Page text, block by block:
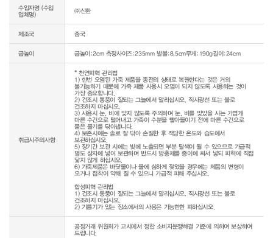
수입자명 (수입
업체명)
㈜신환
제조국 중국
굽높이 굽높이:2cm 측정사이즈:235mm 발볼:8.5cm무게:190g길이:24cm
취급시주의사항
* 천연피혁 관리법
1) 한번 오염된 가죽 제품을 종전의 상태로 복원한다는 것은 거의
불가능하기 때문에 가죽 제품 사용시 오염이 되지 않도록 사용하는 것이
가장 중요합니다.
2) 건조시 통풍이 잘되는 그늘에서 말리십시오. 직사광선 또는 불로
건조하지 마십시오.
3) 사용시 눈, 비에 맞지 않도록 주의하며 눈, 비를 맞았을 시는 가볍게
마른 수건으로 털어내고 가죽이 수분을 빨아들이기 전에 마른 수건으로
묻은 물기를 닦아냅니다.
4) 보존시에는 솔로 잘 닦아 손질한 후 적당한 온도와 습도에서
보관하십시오.
5) 장기간 보관 시에는 빛에 노출되면 부분 탈색이 될 수 있으므로 가급적
별도 상자에 넣어 보관하며 반드시 방충제를 종이에 싸서 넣되 피혁에 직접
닿지 않게 하십시오.
6) 가죽제품은 바닷물이나 물에 심하게 젖었을 경우에는 제품의 변형이
오거나 접착이 약해 질 수 있으니 가급적 피해 주십시오.
합성피혁 관리법
1) 건조시 통풍이 잘되는 그늘에서 말리십시오. 직사광선 또는 불로
건조하지 마십시오.
공정거래 위원회가 고시에서 정한 소비자분쟁해결 기준에 의하여 보상하여
드립니다.